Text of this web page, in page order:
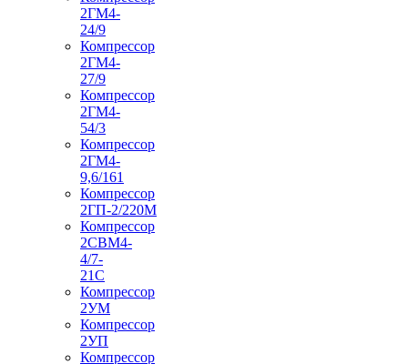
2ГМ4-
24/9
Компрессор
2ГМ4-
27/9
Компрессор
2ГМ4-
54/3
Компрессор
2ГМ4-
9,6/161
Компрессор
2ГП-2/220М
Компрессор
2СВМ4-
4/7-
21С
Компрессор
2УМ
Компрессор
2УП
Компрессор